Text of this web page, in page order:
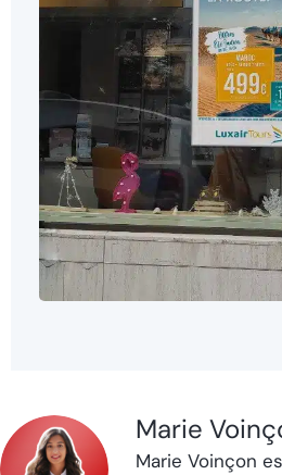
Marie
Marie Voinçon